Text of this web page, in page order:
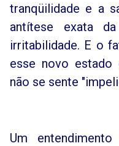
tranqüilidade e a
antítese exata
irritabilidade. E o
esse novo
não se sente
Um